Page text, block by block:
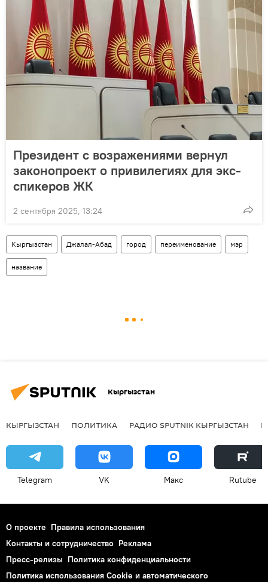
Президент с возражениями вернул
законопроект о привилегиях для экс-
спикеров ЖК
2 сентября 2025, 13:24
Кыргызстан Джалал-Абад город переименование мэр
название
Кыргызстан
КЫРГЫЗСТАН ПОЛИТИКА РАДИО SPUTNIK КЫРГЫЗСТАН
Telegram VK Макс Rutube
О проекте Правила использования
Контакты и сотрудничество Реклама
Пресс-релизы Политика конфиденциальности
Политика использования Cookie и автоматического